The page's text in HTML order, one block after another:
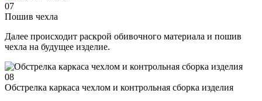
07
Пошив чехла
Далее происходит раскрой обивочного материала и пошив
чехла на будущее изделие.
08
Обстрелка каркаса чехлом и контрольная сборка изделия